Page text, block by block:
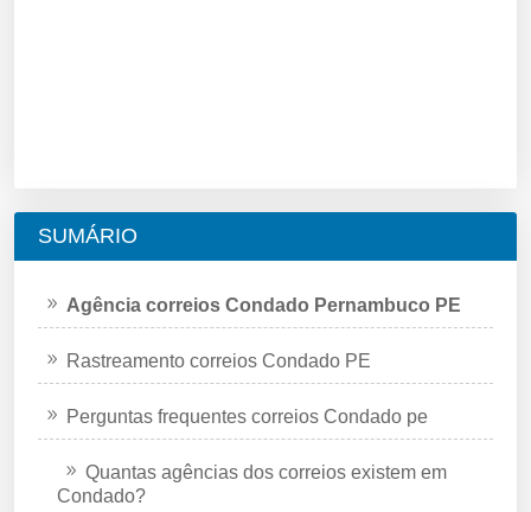
SUMÁRIO
Agência correios Condado Pernambuco PE
Rastreamento correios Condado PE
Perguntas frequentes correios Condado pe
Quantas agências dos correios existem em
Condado?